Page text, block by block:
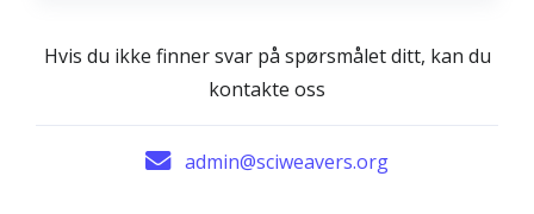
Hvis du ikke finner svar på spørsmålet ditt, kan du
kontakte oss
admin@sciweavers.org